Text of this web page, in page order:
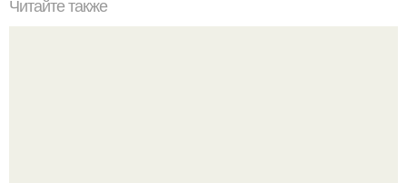
Читайте также